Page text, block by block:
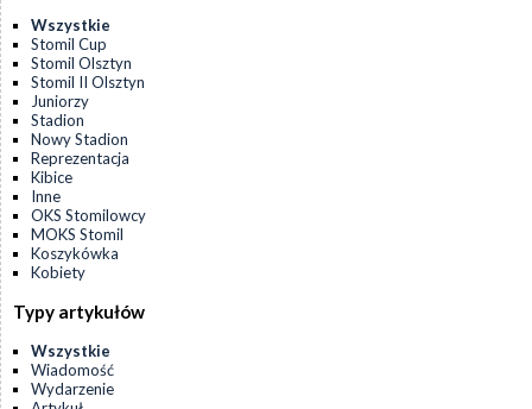
Wszystkie
Stomil Cup
Stomil Olsztyn
Stomil II Olsztyn
Juniorzy
Stadion
Nowy Stadion
Reprezentacja
Kibice
Inne
OKS Stomilowcy
MOKS Stomil
Koszykówka
Kobiety
Typy artykułów
Wszystkie
Wiadomość
Wydarzenie